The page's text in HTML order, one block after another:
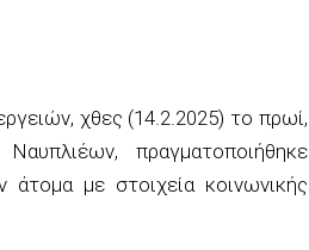
χθες (14.2.2025) το πρωί,
πραγματοποιήθηκε
άτομα με στοιχεία κοινωνικής